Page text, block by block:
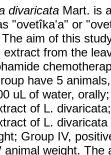
divaricata Mart. is
"ovetîka'a" or
aim of this
extract from the
have 5
uL of water,
of L.
of L.
Group IV,
animal weight. The